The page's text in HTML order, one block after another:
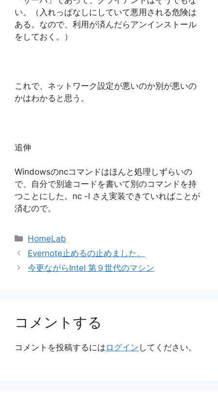
い。（入れっぱなしにしていて悪用される危険は
ある。なので、利用が済んだらアンインストール
をしておく。）
これで、ネットワーク設定が悪いのか別が悪いの
かはわかると思う。
追伸
Windowsのncコマンドはほんと処理しずらいの
で、自分で別途コードを書いて別のコマンドを持
つことにした。nc -l さえ実装できていればことが
済むので。
カ
テ
リ
HomeLab
Evernote止めるの止めました。
今更ながらIntel 第９世代のマシン
コメントする
コメントを投稿するには ログイン してください。